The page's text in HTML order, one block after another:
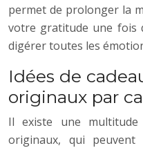
permet de prolonger la
votre gratitude une fois
digérer toutes les
Idées de
originaux par
Il existe une multitude
originaux, qui peuvent